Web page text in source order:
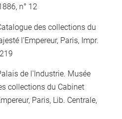
n° 12
des collections du
l'Empereur, Paris, Impr.
de l'Industrie. Musée
collections du Cabinet
Paris, Lib. Centrale,